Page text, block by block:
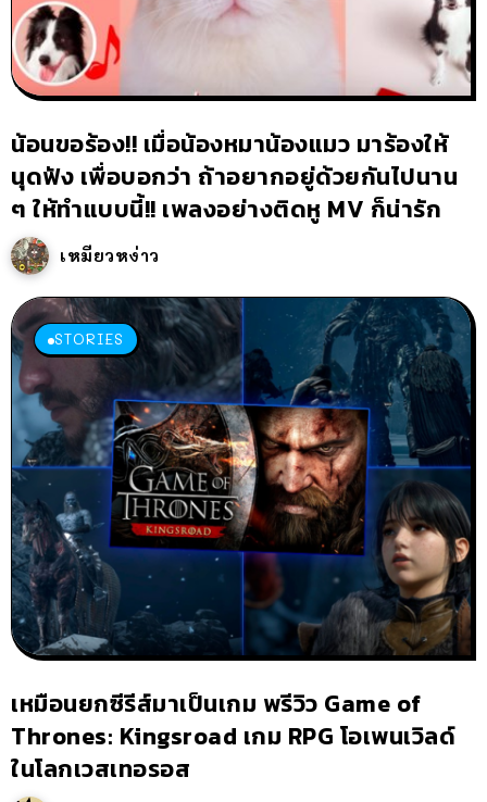
น้อนขอร้อง!! เมื่อน้องหมาน้องแมว มาร้องให้
นุดฟัง เพื่อบอกว่า ถ้าอยากอยู่ด้วยกันไปนาน
ๆ ให้ทำแบบนี้!! เพลงอย่างติดหู MV ก็น่ารัก
เหมียวหง่าว
STORIES
เหมือนยกซีรีส์มาเป็นเกม พรีวิว Game of
Thrones: Kingsroad เกม RPG โอเพนเวิลด์
ในโลกเวสเทอรอส